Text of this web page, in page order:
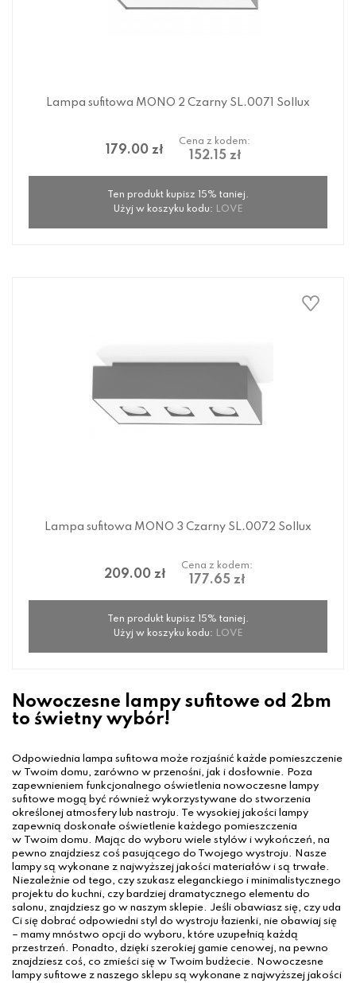
Lampa sufitowa MONO 2 Czarny SL.0071 Sollux
179.00 zł
Cena z kodem:
152.15 zł
Ten produkt kupisz 15% taniej.
Użyj w koszyku kodu: LOVE
Lampa sufitowa MONO 3 Czarny SL.0072 Sollux
209.00 zł
Cena z kodem:
177.65 zł
Ten produkt kupisz 15% taniej.
Użyj w koszyku kodu: LOVE
Nowoczesne lampy sufitowe od 2bm
to świetny wybór!
Odpowiednia lampa sufitowa może rozjaśnić każde pomieszczenie
w Twoim domu, zarówno w przenośni, jak i dosłownie. Poza
zapewnieniem funkcjonalnego oświetlenia nowoczesne lampy
sufitowe mogą być również wykorzystywane do stworzenia
określonej atmosfery lub nastroju. Te wysokiej jakości lampy
zapewnią doskonałe oświetlenie każdego pomieszczenia
w Twoim domu. Mając do wyboru wiele stylów i wykończeń, na
pewno znajdziesz coś pasującego do Twojego wystroju. Nasze
lampy są wykonane z najwyższej jakości materiałów i są trwałe.
Niezależnie od tego, czy szukasz eleganckiego i minimalistycznego
projektu do kuchni, czy bardziej dramatycznego elementu do
salonu, znajdziesz go w naszym sklepie. Jeśli obawiasz się, czy uda
Ci się dobrać odpowiedni styl do wystroju łazienki, nie obawiaj się
– mamy mnóstwo opcji do wyboru, które uzupełnią każdą
przestrzeń. Ponadto, dzięki szerokiej gamie cenowej, na pewno
znajdziesz coś, co zmieści się w Twoim budżecie. Nowoczesne
lampy sufitowe z naszego sklepu są wykonane z najwyższej jakości